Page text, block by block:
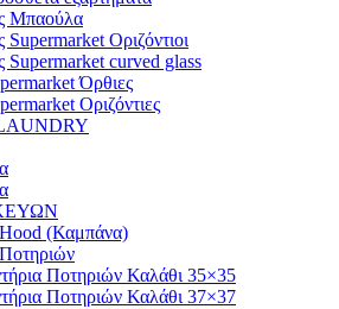
Μπαούλα
Οριζόντιοι
Supermarket curved glass
Όρθιες
Οριζόντιες
(Καμπάνα)
Ποτηριών Καλάθι 35×35
Ποτηριών Καλάθι 37×37